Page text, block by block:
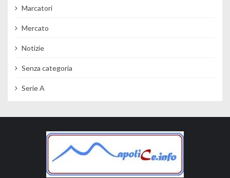
Marcatori
Mercato
Notizie
Senza categoria
Serie A